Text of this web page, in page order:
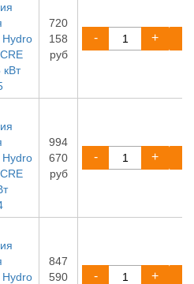
кВт
720
158
руб
- +
994
670
руб
- +
847
590
- +